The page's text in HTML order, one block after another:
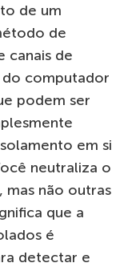
de um
de
canais de
computador
podem ser
em si
neutraliza o
mas não outras
que a
é
detectar e